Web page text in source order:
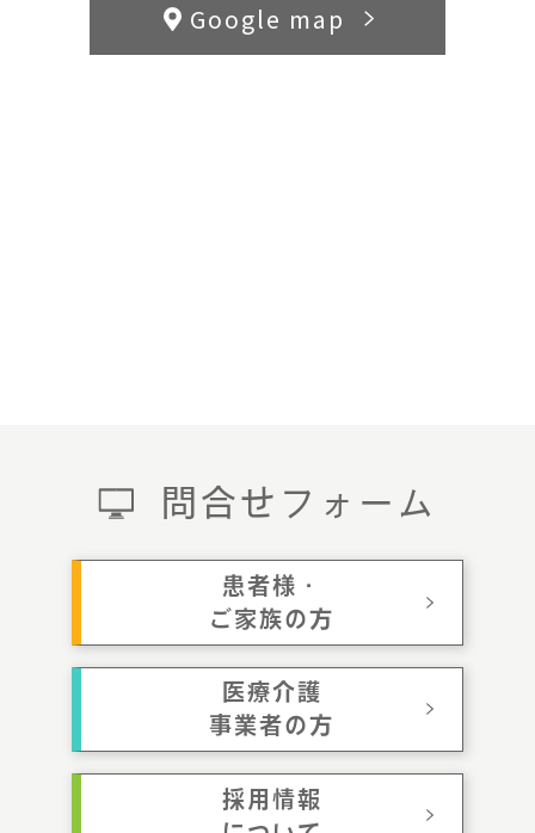
問合せフォーム
患者様・
ご家族の方
医療介護
事業者の方
採用情報
Google map